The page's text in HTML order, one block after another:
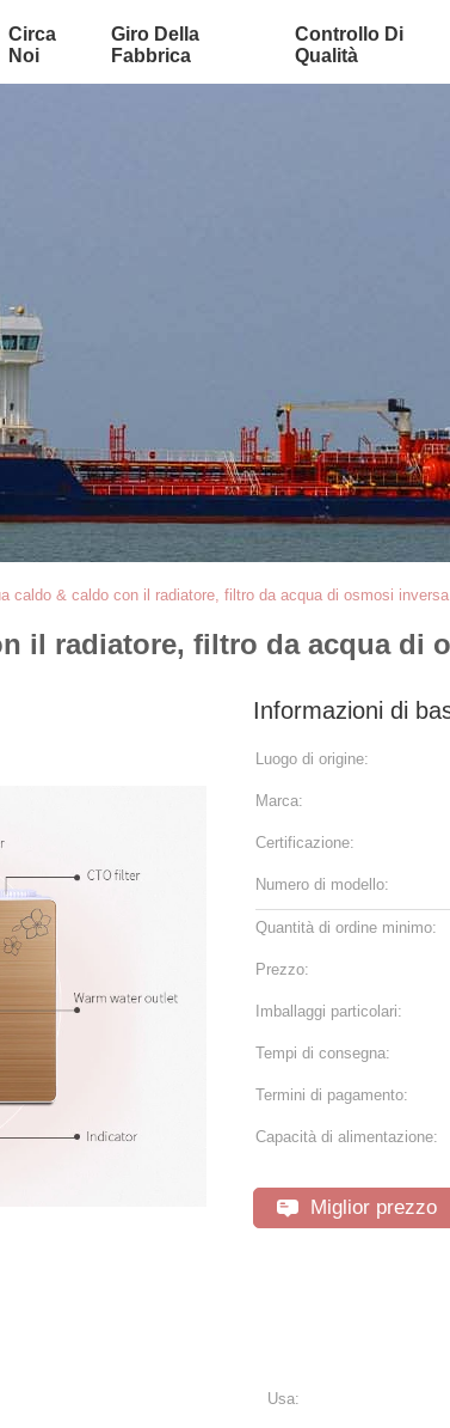
Circa
Noi
Giro Della
Fabbrica
Controllo Di
Qualità
caldo & caldo con il radiatore, filtro da acqua di osmosi
il radiatore, filtro da acqua di
Informazioni di
Luogo di origine:
Marca:
Certificazione:
Numero di modello:
Quantità di ordine minimo:
Prezzo:
Imballaggi particolari:
Tempi di consegna:
Termini di pagamento:
Capacità di alimentazione:
Miglior prezzo
Usa: